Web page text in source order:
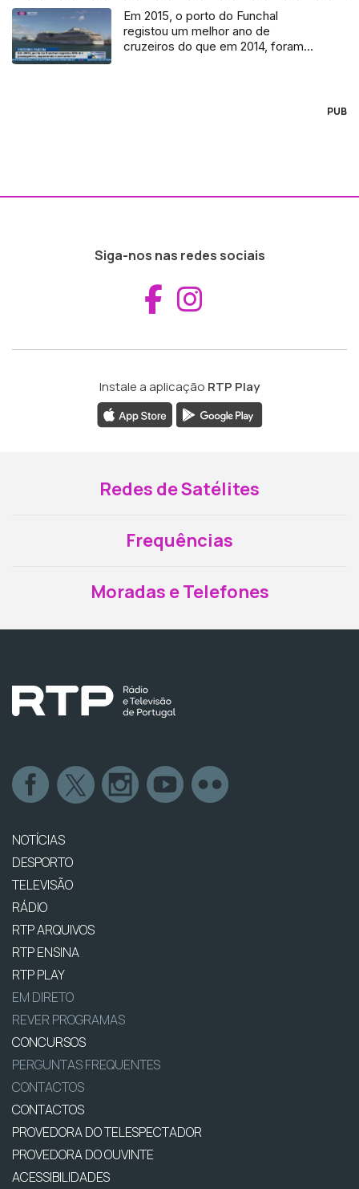
Em 2015, o porto do Funchal
registou um melhor ano de
cruzeiros do que em 2014, foram
PUB
Siga-nos nas redes sociais
Aceder ao
Instale a aplicação RTP Play
Redes de Satélites
Frequências
Moradas e Telefones
NOTÍCIAS
DESPORTO
TELEVISÃO
RÁDIO
RTP ARQUIVOS
RTP ENSINA
RTP PLAY
EM DIRETO
REVER PROGRAMAS
CONCURSOS
PERGUNTAS FREQUENTES
CONTACTOS
CONTACTOS
PROVEDORA DO TELESPECTADOR
PROVEDORA DO OUVINTE
ACESSIBILIDADES